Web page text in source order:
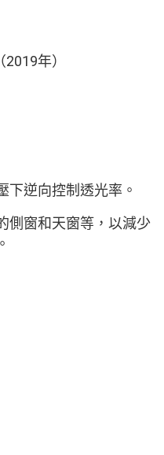
年）
下逆向控制透光率。
側窗和天窗等，以減少